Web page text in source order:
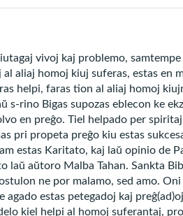
vivoj kaj problemo,
aliaj homoj kiuj suferas, estas en
helpi, faras tion al aliaj homoj
s-rino Bigas supozas eblecon ke
en preĝo. Tiel helpado per
pri propeta preĝo kiu estas
estas Karitato, kaj laŭ opinio de
laŭ aŭtoro Malba Tahan. Sankta
ne por malamo, sed amo.
estas petegadoj kaj
kiel helpi al homoj suferantaj,